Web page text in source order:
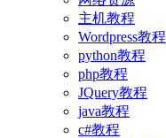
主机教程
Wordpress教程
python教程
php教程
JQuery教程
java教程
c#教程